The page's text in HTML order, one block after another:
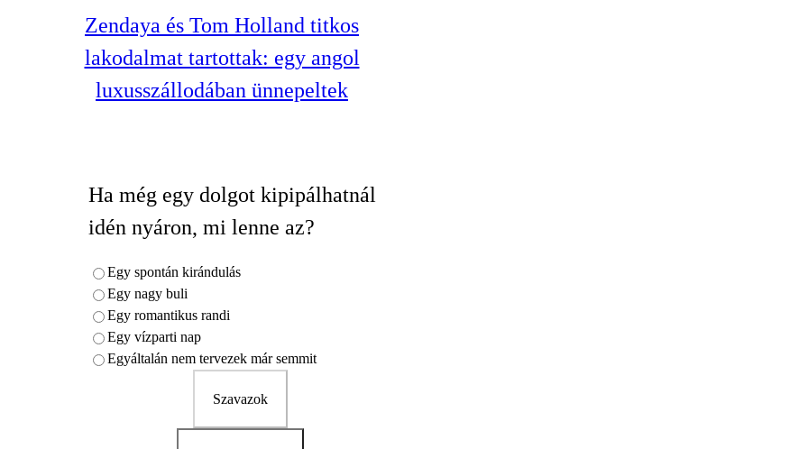
Zendaya és Tom Holland titkos
lakodalmat tartottak: egy angol
luxusszállodában ünnepeltek
Ha még egy dolgot kipipálhatnál
idén nyáron, mi lenne az?
Egy spontán kirándulás
Egy nagy buli
Egy romantikus randi
Egy vízparti nap
Egyáltalán nem tervezek már semmit
Szavazok